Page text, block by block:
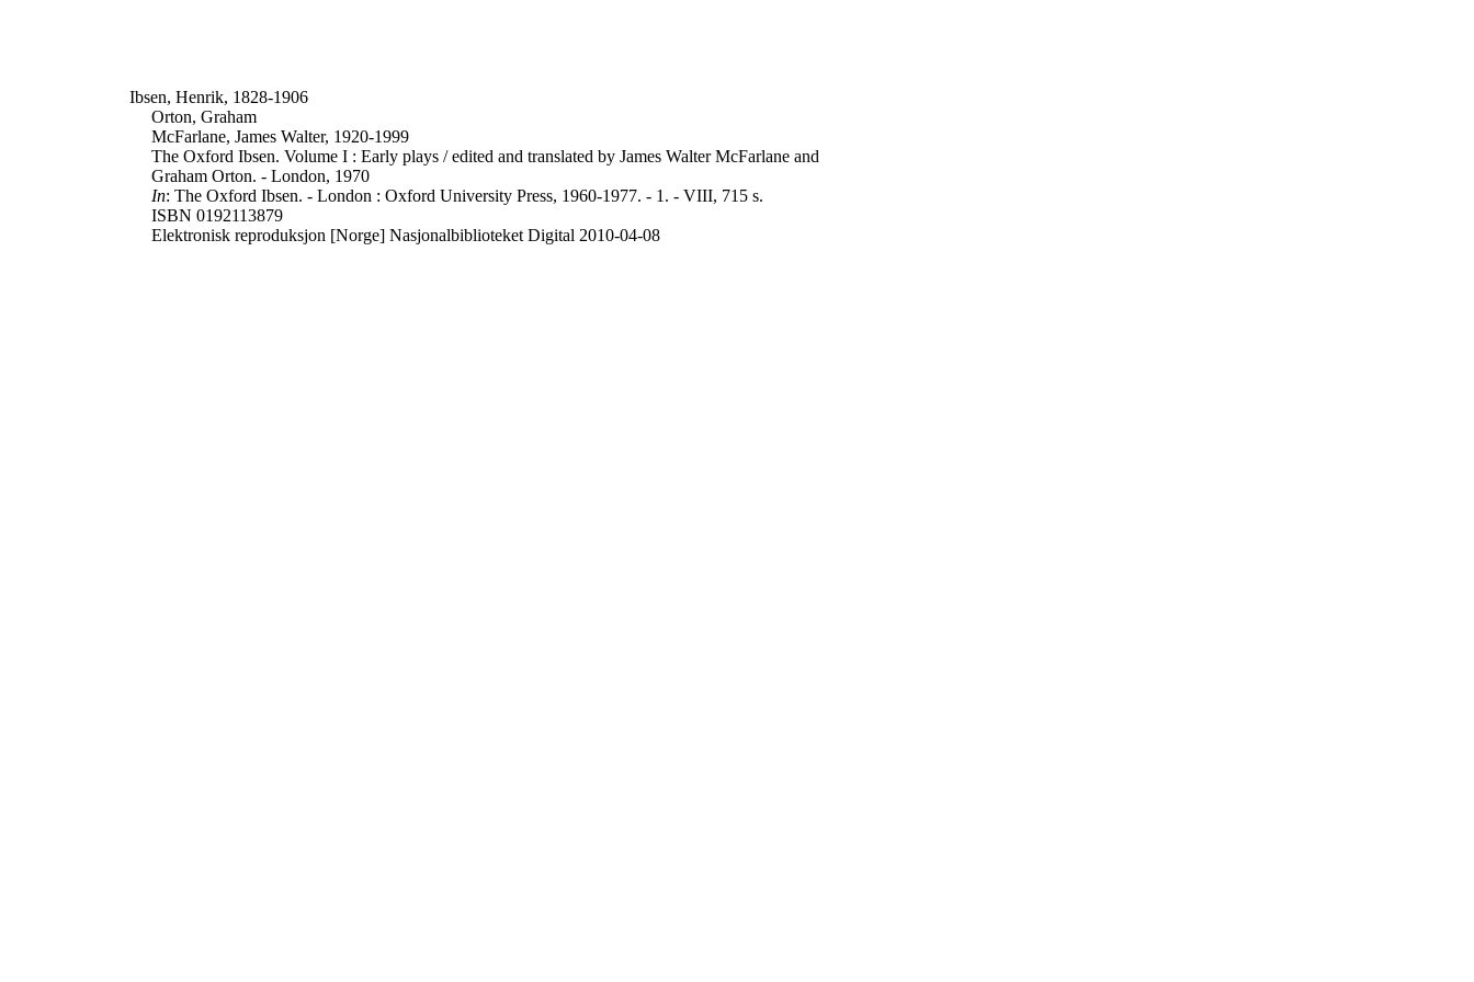
Ibsen, Henrik, 1828-1906
Orton, Graham
McFarlane, James Walter, 1920-1999
The Oxford Ibsen. Volume I : Early plays / edited and translated by James Walter McFarlane and
Graham Orton. - London, 1970
In: The Oxford Ibsen. - London : Oxford University Press, 1960-1977. - 1. - VIII, 715 s.
ISBN 0192113879
Elektronisk reproduksjon [Norge] Nasjonalbiblioteket Digital 2010-04-08